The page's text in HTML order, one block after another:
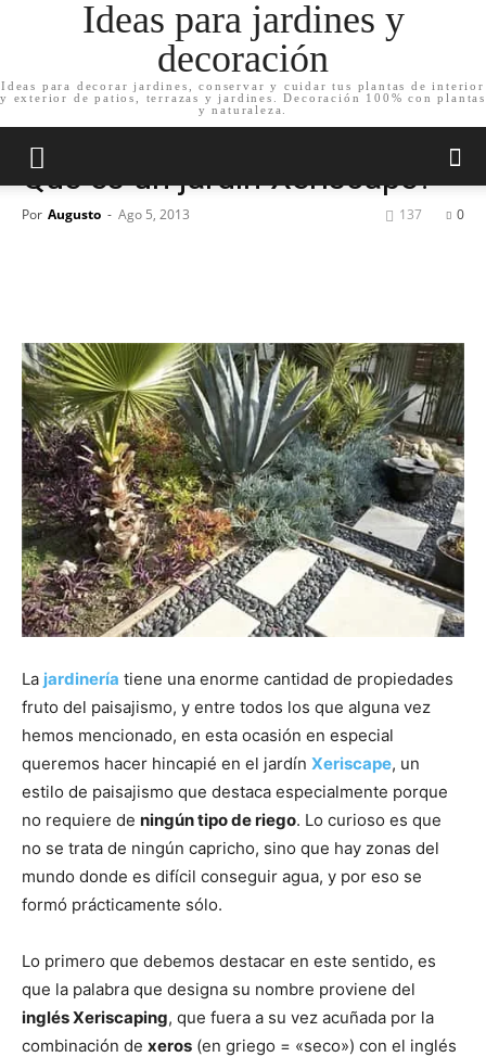
Ideas para jardines y
decoración
Ideas para decorar jardines, conservar y cuidar tus plantas de interior
y exterior de patios, terrazas y jardines. Decoración 100% con plantas
y naturaleza.
Inicio Cuida tu jardín
Qué es un jardín Xeriscape?
Por Augusto - Ago 5, 2013 0
137
La jardinería tiene una enorme cantidad de propiedades
fruto del paisajismo, y entre todos los que alguna vez
hemos mencionado, en esta ocasión en especial
queremos hacer hincapié en el jardín Xeriscape, un
estilo de paisajismo que destaca especialmente porque
no requiere de ningún tipo de riego. Lo curioso es que
no se trata de ningún capricho, sino que hay zonas del
mundo donde es difícil conseguir agua, y por eso se
formó prácticamente sólo.
Lo primero que debemos destacar en este sentido, es
que la palabra que designa su nombre proviene del
inglés Xeriscaping, que fuera a su vez acuñada por la
combinación de xeros (en griego = «seco») con el inglés